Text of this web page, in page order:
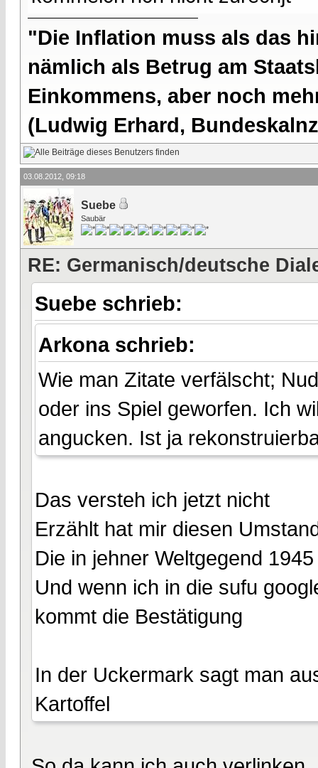
"Die Inflation muss als das
nämlich als Betrug am
Einkommens, aber noch
(Ludwig Erhard,
03.08.2012, 09:18
Suebe
Saubär
RE: Germanisch/deutsche
Suebe schrieb:
Arkona schrieb:
Wie man Zitate verfälscht;
oder ins Spiel geworfen. Ich
angucken. Ist ja
Das versteh ich jetzt nicht
Erzählt hat mir diesen
Die in jehner Weltgegend
Und wenn ich in die sufu
kommt die Bestätigung
In der Uckermark sagt man
Kartoffel